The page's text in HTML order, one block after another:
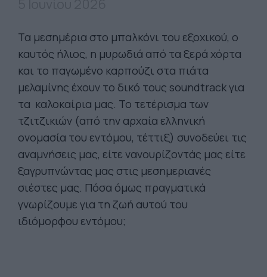
Τα μεσημέρια στο μπαλκόνι του εξοχικού, ο
καυτός ήλιος, η μυρωδιά από τα ξερά χόρτα
και το παγωμένο καρπούζι στα πιάτα
μελαμίνης έχουν το δικό τους soundtrack για
τα καλοκαίρια μας. Το τετέρισμα των
τζιτζικιών (από την αρχαία ελληνική
ονομασία του εντόμου, τέττιξ) συνοδεύει τις
αναμνήσεις μας, είτε νανουρίζοντάς μας είτε
ξαγρυπνώντας μας στις μεσημεριανές
σιέστες μας. Πόσα όμως πραγματικά
γνωρίζουμε για τη ζωή αυτού του
ιδιόμορφου εντόμου;